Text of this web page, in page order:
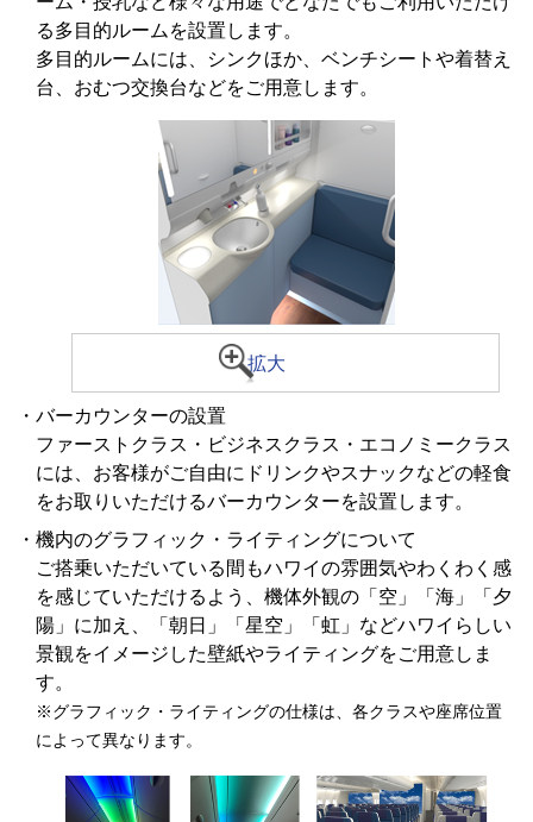
る多目的ルームを設置します。
多目的ルームには、シンクほか、ベンチシートや着替え
台、おむつ交換台などをご用意します。
拡大
・バーカウンターの設置
ファーストクラス・ビジネスクラス・エコノミークラス
には、お客様がご自由にドリンクやスナックなどの軽食
をお取りいただけるバーカウンターを設置します。
・機内のグラフィック・ライティングについて
ご搭乗いただいている間もハワイの雰囲気やわくわく感
を感じていただけるよう、機体外観の「空」「海」「夕
陽」に加え、「朝日」「星空」「虹」などハワイらしい
景観をイメージした壁紙やライティングをご用意しま
す。
※グラフィック・ライティングの仕様は、各クラスや座席位置
によって異なります。